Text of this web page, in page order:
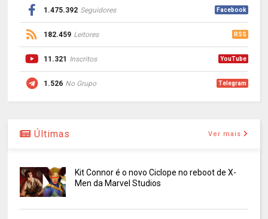
1.475.392 Seguidores Facebook
182.459 Leitores RSS
11.321 Inscritos YouTube
1.526 No Grupo Telegram
Últimas Ver mais
Kit Connor é o novo Ciclope no reboot de X-
Men da Marvel Studios